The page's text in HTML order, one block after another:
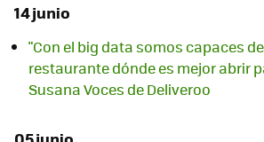
14 junio
"Con el big data somos capaces
restaurante dónde es mejor abrir
Susana Voces de Deliveroo